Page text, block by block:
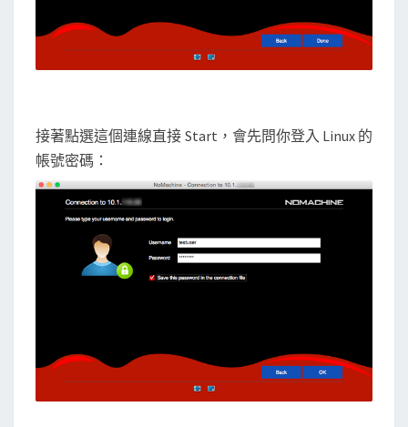
接著點選這個連線直接 Start，會先問你登入 Linux 的
帳號密碼：